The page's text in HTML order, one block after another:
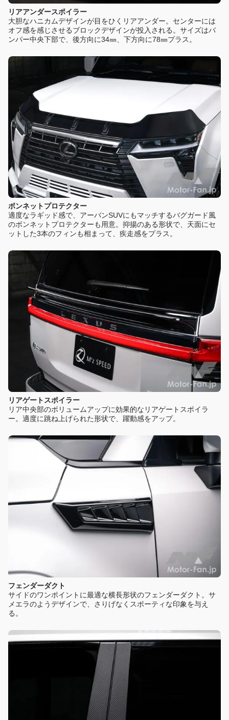
リアアンダースポイラー
大胆なハニカムデザインが目をひくリアアンダー。センターには
オフ感を感じさせるブロックデザインが投入される。サイズはバ
ンパー中央下部で、後方向に34㎜、下方向に78㎜プラス。
ボンネットプロテクター
適度なラギッド感で、アーバンSUVにもマッチするバグガード風
のボンネットプロテクターも用意。抑揚のある形状で、天面にセ
ットした3本のフィンも相まって、疾走感をプラス。
リアゲートスポイラー
リア中央部のボリュームアップに効果的なリアゲートスポイラ
ー。適度に跳ね上げられた形状で、躍動感をアップ。
フェンダーダクト
サイドのワンポイントに最適な横長形状のフェンダーダクト。サ
メエラのようデザインで、さりげなくスポーティな印象を与え
る。